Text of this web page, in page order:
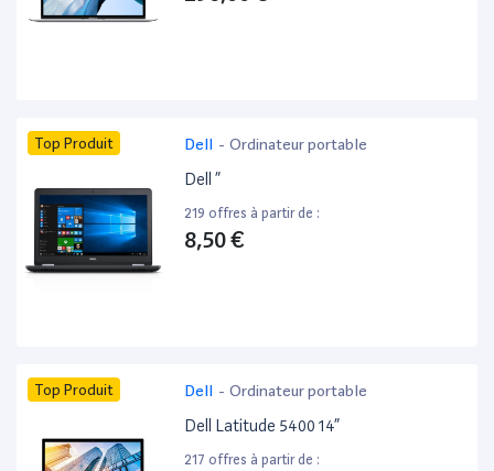
Top Produit Dell - Ordinateur portable
Dell ”
219 offres à partir de :
8,50 €
Top Produit Dell - Ordinateur portable
Dell Latitude 5400 14”
217 offres à partir de :